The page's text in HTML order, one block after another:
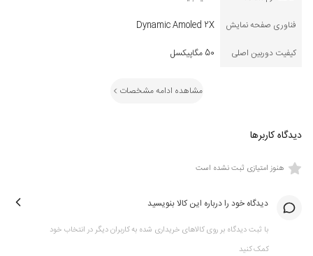
فناوری صفحه نمایش
Dynamic Amoled 2X
کیفیت دوربین اصلی
50 مگاپیکسل
مشاهده ادامه مشخصات
دیدگاه کاربرها
هنوز امتیازی ثبت نشده است
دیدگاه خود را درباره این کالا بنویسید
با ثبت دیدگاه بر روی کالاهای خریداری شده به کاربران دیگر در انتخاب خود
کمک کنید